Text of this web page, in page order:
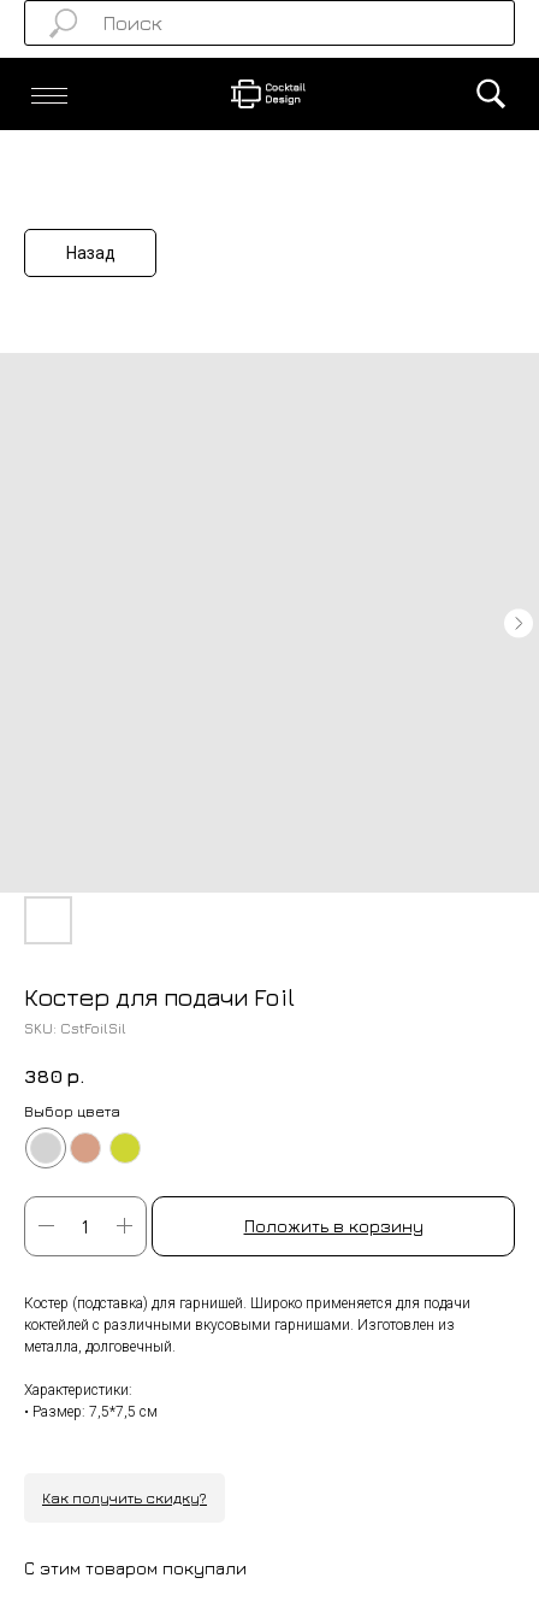
Назад
Костер для подачи Foil
SKU: CstFoilSil
380 р.
Выбор цвета
Положить в корзину
Костер (подставка) для гарнишей. Широко применяется для подачи
коктейлей с различными вкусовыми гарнишами. Изготовлен из
металла, долговечный.
Характеристики:
• Размер: 7,5*7,5 см
Как получить скидку?
С этим товаром покупали